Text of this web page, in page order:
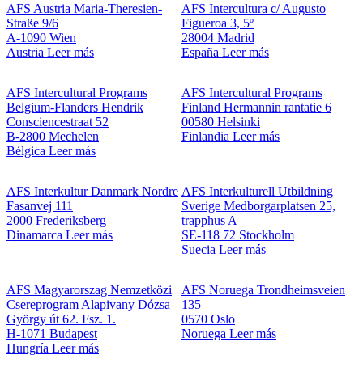
AFS Austria Maria-Theresien-
Straße 9/6
A-1090 Wien
Austria Leer más
AFS Intercultura c/ Augusto
Figueroa 3, 5º
28004 Madrid
España Leer más
AFS Intercultural Programs
Belgium-Flanders Hendrik
Consciencestraat 52
B-2800 Mechelen
Bélgica Leer más
AFS Intercultural Programs
Finland Hermannin rantatie 6
00580 Helsinki
Finlandia Leer más
AFS Interkultur Danmark Nordre
Fasanvej 111
2000 Frederiksberg
Dinamarca Leer más
AFS Interkulturell Utbildning
Sverige Medborgarplatsen 25,
trapphus A
SE-118 72 Stockholm
Suecia Leer más
AFS Magyarorszag Nemzetközi
Csereprogram Alapivany Dózsa
György út 62. Fsz. 1.
H-1071 Budapest
Hungría Leer más
AFS Noruega Trondheimsveien
135
0570 Oslo
Noruega Leer más